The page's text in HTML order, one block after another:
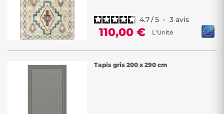
4.7/5 - 3 avis
110,00 € L'Unité
Tapis gris 200 x 290 cm